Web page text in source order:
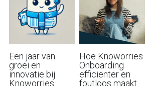
Een jaar van
groei en
innovatie bij
Knoworries
Hoe Knoworries
Onboarding
efficiënter en
foutloos maakt